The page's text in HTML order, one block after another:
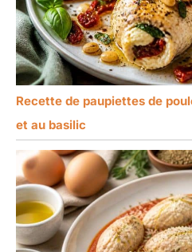
Recette de paupiettes de
et au basilic